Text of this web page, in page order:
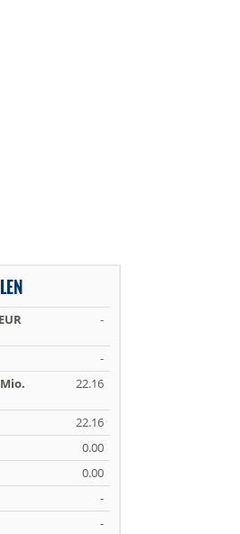
-
-
22.16
22.16
0.00
0.00
-
-